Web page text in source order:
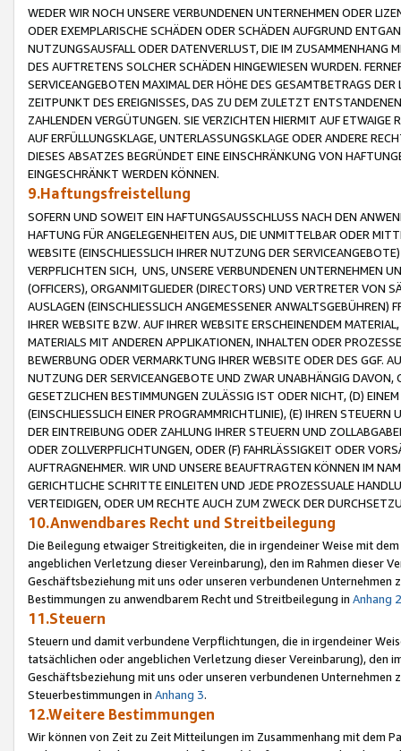
WEDER WIR NOCH UNSERE VERBUNDENEN UNTERNEHMEN ODER
ODER EXEMPLARISCHE SCHÄDEN ODER SCHÄDEN AUFGRUND
NUTZUNGSAUSFALL ODER DATENVERLUST, DIE IM ZUSAMMENHANG
DES AUFTRETENS SOLCHER SCHÄDEN HINGEWIESEN WURDEN.
SERVICEANGEBOTEN MAXIMAL DER HÖHE DES GESAMTBETRAGS
ZEITPUNKT DES EREIGNISSES, DAS ZU DEM ZULETZT
ZAHLENDEN VERGÜTUNGEN. SIE VERZICHTEN HIERMIT AUF
AUF ERFÜLLUNGSKLAGE, UNTERLASSUNGSKLAGE ODER ANDERE
DIESES ABSATZES BEGRÜNDET EINE EINSCHRÄNKUNG VON
EINGESCHRÄNKT WERDEN KÖNNEN.
9.Haftungsfreistellung
SOFERN UND SOWEIT EIN HAFTUNGSAUSSCHLUSS NACH DEN
HAFTUNG FÜR ANGELEGENHEITEN AUS, DIE UNMITTELBAR ODER
WEBSITE (EINSCHLIESSLICH IHRER NUTZUNG DER
VERPFLICHTEN SICH, UNS, UNSERE VERBUNDENEN UNTERNEHMEN
(OFFICERS), ORGANMITGLIEDER (DIRECTORS) UND VERTRETER VON
AUSLAGEN (EINSCHLIESSLICH ANGEMESSENER
IHRER WEBSITE BZW. AUF IHRER WEBSITE ERSCHEINENDEM
MATERIALS MIT ANDEREN APPLIKATIONEN, INHALTEN ODER
BEWERBUNG ODER VERMARKTUNG IHRER WEBSITE ODER DES GGF.
NUTZUNG DER SERVICEANGEBOTE UND ZWAR UNABHÄNGIG
GESETZLICHEN BESTIMMUNGEN ZULÄSSIG IST ODER NICHT, (D)
(EINSCHLIESSLICH EINER PROGRAMMRICHTLINIE), (E) IHREN
DER EINTREIBUNG ODER ZAHLUNG IHRER STEUERN UND
ODER ZOLLVERPFLICHTUNGEN, ODER (F) FAHRLÄSSIGKEIT ODER
AUFTRAGNEHMER. WIR UND UNSERE BEAUFTRAGTEN KÖNNEN IM
GERICHTLICHE SCHRITTE EINLEITEN UND JEDE PROZESSUALE
VERTEIDIGEN, ODER UM RECHTE AUCH ZUM ZWECK DER
10.Anwendbares Recht und Streitbeilegung
Die Beilegung etwaiger Streitigkeiten, die in irgendeiner Weise mit
angeblichen Verletzung dieser Vereinbarung), den im Rahmen dieser
Geschäftsbeziehung mit uns oder unseren verbundenen
Bestimmungen zu anwendbarem Recht und Streitbeilegung in Anhang 2
11.Steuern
Steuern und damit verbundene Verpflichtungen, die in irgendeiner
tatsächlichen oder angeblichen Verletzung dieser Vereinbarung), den
Geschäftsbeziehung mit uns oder unseren verbundenen
Steuerbestimmungen in Anhang 3.
12.Weitere Bestimmungen
Wir können von Zeit zu Zeit Mitteilungen im Zusammenhang mit dem